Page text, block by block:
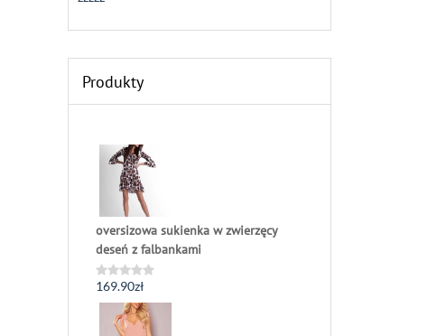
Produkty
oversizowa sukienka w zwierzęcy
deseń z falbankami
Oceniono
0
169.90zł